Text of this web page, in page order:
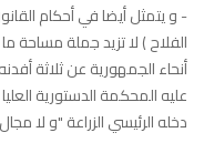
الفلاح ) لا تزيد جملة مساحة
أنحاء الجمهورية عن ثلاثة
عليه المحكمة الدستورية
دخله الرئيسي الزراعة "و لا